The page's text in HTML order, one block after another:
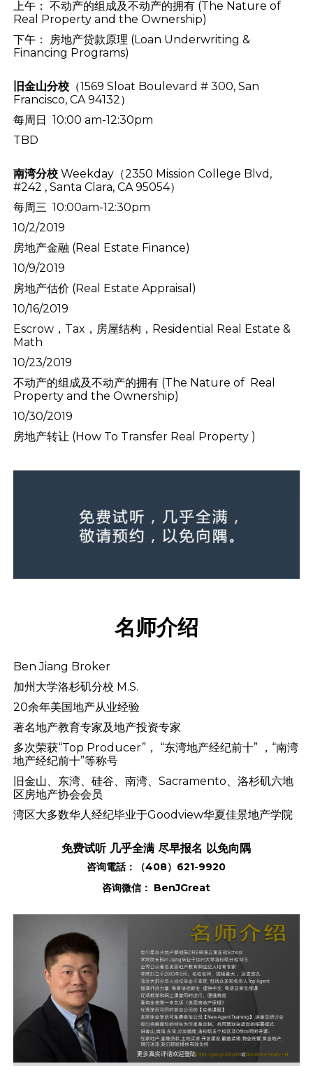
上午： 不动产的组成及不动产的拥有 (The Nature of
Real Property and the Ownership)
下午： 房地产贷款原理 (Loan Underwriting &
Financing Programs)
旧金山分校（1569 Sloat Boulevard # 300, San
Francisco, CA 94132）
每周日 10:00 am-12:30pm
TBD
南湾分校Weekday（2350 Mission College Blvd,
#242 , Santa Clara, CA 95054）
每周三 10:00am-12:30pm
10/2/2019
房地产金融 (Real Estate Finance)
10/9/2019
房地产估价 (Real Estate Appraisal)
10/16/2019
Escrow，Tax，房屋结构，Residential Real Estate &
Math
10/23/2019
不动产的组成及不动产的拥有 (The Nature of Real
Property and the Ownership)
10/30/2019
房地产转让 (How To Transfer Real Property )
名师介绍
Ben Jiang Broker
加州大学洛杉矶分校 M.S.
20余年美国地产从业经验
著名地产教育专家及地产投资专家
多次荣获“Top Producer”， “东湾地产经纪前十” ，“南湾
地产经纪前十”等称号
旧金山、东湾、硅谷、南湾、Sacramento、洛杉矶六地
区房地产协会会员
湾区大多数华人经纪毕业于Goodview华夏佳景地产学院
免费试听 几乎全满 尽早报名 以免向隅
咨询電話：（408）621-9920
咨询微信： BenJGreat